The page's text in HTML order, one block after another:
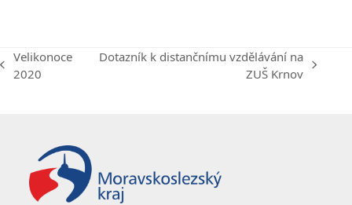
previous
Velikonoce
2020
Dotazník k distančnímu vzdělávání na
ZUŠ Krnov